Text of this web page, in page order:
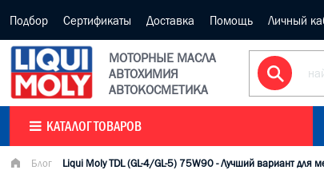
Подбор Сертификаты Доставка Помощь Личный
МОТОРНЫЕ МАСЛА
АВТОХИМИЯ
АВТОКОСМЕТИКА
КАТАЛОГ ТОВАРОВ
Блог Liqui Moly TDL (GL-4/GL-5) 75W90 - Лучший вариант для